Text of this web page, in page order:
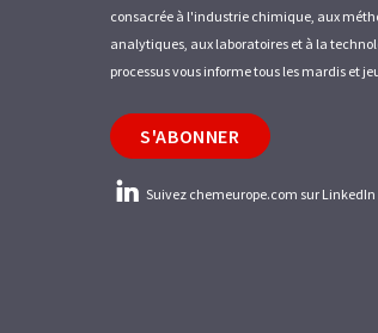
consacrée à l'industrie chimique, aux
analytiques, aux laboratoires et à la
processus vous informe tous les mardis et
S'ABONNER
Suivez chemeurope.com sur LinkedIn